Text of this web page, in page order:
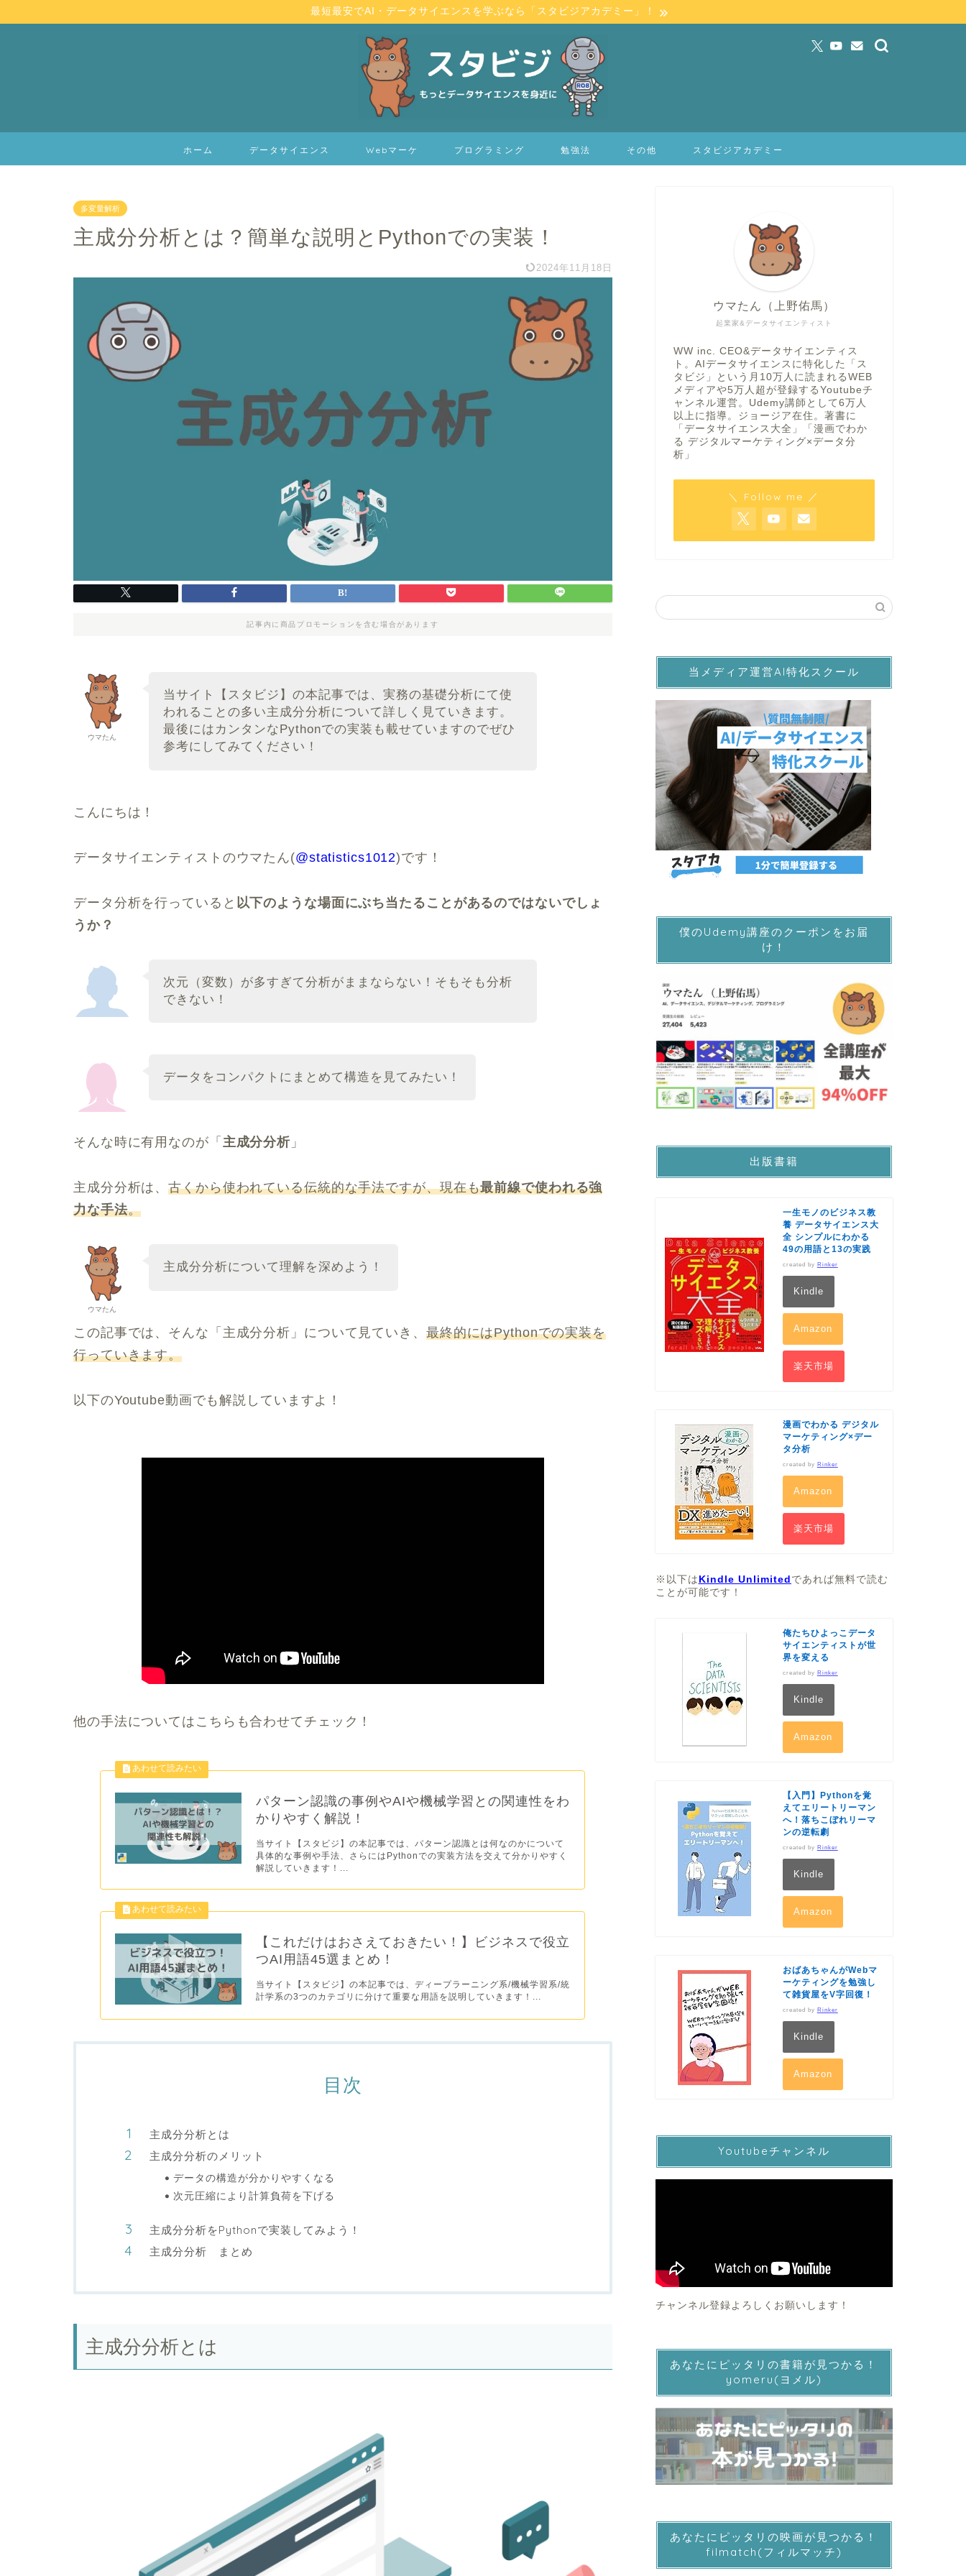
最短最安でAI・データサイエンスを学ぶなら「スタビジアカデミー」！
ホーム データサイエンス Webマーケ プログラミング 勉強法 その他 スタビジアカデミー
多変量解析
主成分分析とは？簡単な説明とPythonでの実装！
2024年11月18日
記事内に商品プロモーションを含む場合があります
ウマたん
当サイト【スタビジ】の本記事では、実務の基礎分析にて使
われることの多い主成分分析について詳しく見ていきます。
最後にはカンタンなPythonでの実装も載せていますのでぜひ
参考にしてみてください！
こんにちは！
データサイエンティストのウマたん(@statistics1012)です！
データ分析を行っていると 以下のような場面にぶち当たることがあるのではないでしょ
うか？
次元（変数）が多すぎて分析がままならない！そもそも分析
できない！
データをコンパクトにまとめて構造を見てみたい！
そんな時に有用なのが「 主成分分析 」
主成分分析は、古くから使われている伝統的な手法ですが、現在も最前線で使われる強
力な手法。
ウマたん
主成分分析について理解を深めよう！
この記事では、そんな「主成分分析」について見ていき、 最終的にはPythonでの実装を
行っていきます。
以下のYoutube動画でも解説していますよ！
他の手法についてはこちらも合わせてチェック！
パターン認識の事例やAIや機械学習との関連性をわ
かりやすく解説！
当サイト【スタビジ】の本記事では、パターン認識とは何なのかについて
具体的な事例や手法、さらにはPythonでの実装方法を交えて分かりやすく
解説していきます！...
【これだけはおさえておきたい！】ビジネスで役立
つAI用語45選まとめ！
当サイト【スタビジ】の本記事では、ディープラーニング系/機械学習系/統
計学系の3つのカテゴリに分けて重要な用語を説明していきます！...
目次
主成分分析とは
主成分分析のメリット
データの構造が分かりやすくなる
次元圧縮により計算負荷を下げる
主成分分析をPythonで実装してみよう！
主成分分析 まとめ
主成分分析とは
起業家&データサイエンティスト
ウマたん（上野佑馬）
WW inc. CEO&データサイエンティス
ト。AIデータサイエンスに特化した「ス
タビジ」という月10万人に読まれるWEB
メディアや5万人超が登録するYoutubeチ
ャンネル運営。Udemy講師として6万人
以上に指導。ジョージア在住。著書に
「データサイエンス大全」「漫画でわか
る デジタルマーケティング×データ分
析」
＼ Follow me ／
当メディア運営AI特化スクール
僕のUdemy講座のクーポンをお届
け！
出版書籍
一生モノのビジネス教
養 データサイエンス大
全 シンプルにわかる
49の用語と13の実践
created by Rinker
Kindle
Amazon
楽天市場
漫画でわかる デジタル
マーケティング×デー
タ分析
created by Rinker
Amazon
楽天市場
※以下は Kindle Unlimited であれば無料で読む
ことが可能です！
俺たちひよっこデータ
サイエンティストが世
界を変える
created by Rinker
Kindle
Amazon
【入門】Pythonを覚
えてエリートリーマン
へ！落ちこぼれリーマ
ンの逆転劇
created by Rinker
Kindle
Amazon
おばあちゃんがWebマ
ーケティングを勉強し
て雑貨屋をV字回復！
created by Rinker
Kindle
Amazon
Youtubeチャンネル
チャンネル登録よろしくお願いします！
あなたにピッタリの書籍が見つかる！
yomeru(ヨメル)
あなたにピッタリの映画が見つかる！
filmatch(フィルマッチ)